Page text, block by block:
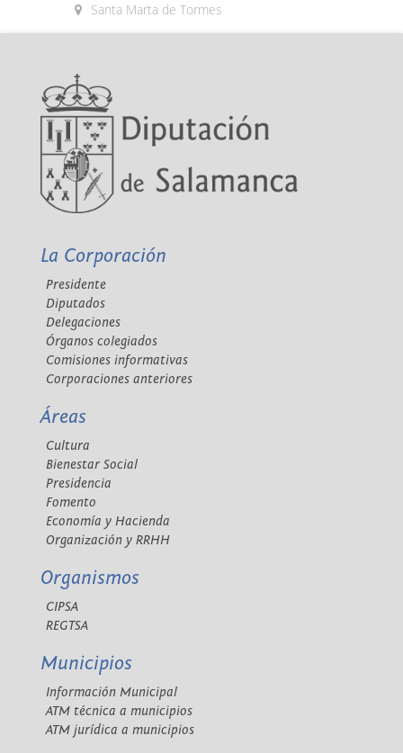
Santa Marta de Tormes
La Corporación
Presidente
Diputados
Delegaciones
Órganos colegiados
Comisiones informativas
Corporaciones anteriores
Áreas
Cultura
Bienestar Social
Presidencia
Fomento
Economía y Hacienda
Organización y RRHH
Organismos
CIPSA
REGTSA
Municipios
Información Municipal
ATM técnica a municipios
ATM jurídica a municipios